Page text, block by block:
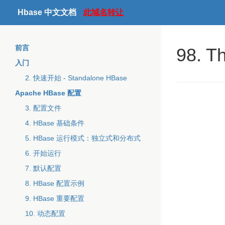
Hbase 中文文档 此域名转让
前言
入门
2. 快速开始 - Standalone HBase
Apache HBase 配置
3. 配置文件
4. HBase 基础条件
5. HBase 运行模式：独立式和分布式
6. 开始运行
7. 默认配置
8. HBase 配置示例
9. HBase 重要配置
10. 动态配置
98.